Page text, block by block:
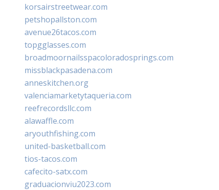
korsairstreetwear.com
petshopallston.com
avenue26tacos.com
topgglasses.com
broadmoornailsspacoloradosprings.com
missblackpasadena.com
anneskitchen.org
valenciamarketytaqueria.com
reefrecordsllc.com
alawaffle.com
aryouthfishing.com
united-basketball.com
tios-tacos.com
cafecito-satx.com
graduacionviu2023.com